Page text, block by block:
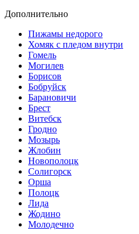
Дополнительно
Пижамы недорого
Хомяк с пледом внутри
Гомель
Могилев
Борисов
Бобруйск
Барановичи
Брест
Витебск
Гродно
Мозырь
Жлобин
Новополоцк
Солигорск
Орша
Полоцк
Лида
Жодино
Молодечно